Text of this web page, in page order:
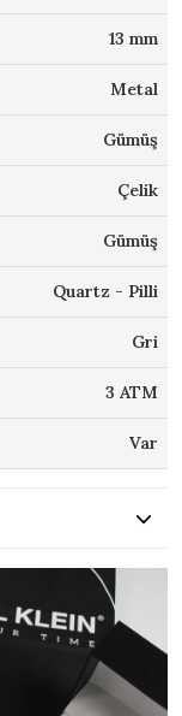
13 mm
Metal
Gümüş
Çelik
Gümüş
Quartz - Pilli
Gri
3 ATM
Var